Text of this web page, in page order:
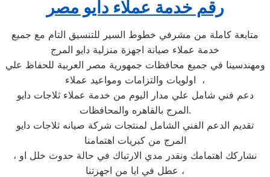
رقم خدمة عملاء دايو مصر
متابعة كاملة من مشرفي خطوط السير للتنسيق التام مع جميع
خدمة عملاء صيانة اجهزة منزلية دايو المرج
ومهندسينا في جميع محافظات جمهورية مصر العربية للحفاظ علي
اولويات والتزامات ومواعيد عملاء ،
دعم فني شامل علي مدار اليوم من خدمة عملاء ثلاجات دايو
المرج بالقاهره والمحافظات.
تقديم الدعم الفني الشامل لمنتجات شركة صيانه ثلاجات دايو
المرج من كبريات اهتمامنا
، نشاركك اهتمامك ونقدر مدي الارتباك في حالة حدوث خلل او
عطل في ايا من اجهزتنا ،